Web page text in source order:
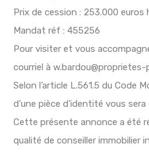
Prix de cession : 253.000 euros
Mandat réf : 455256
Pour visiter et vous
courriel à w.bardou@proprietes-
Selon l’article L.561.5 du Code
d’une pièce d’identité vous sera
Cette présente annonce a été
qualité de conseiller immobilier